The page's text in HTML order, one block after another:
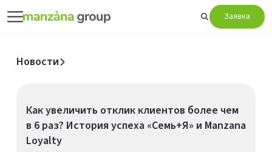
Заявка
Новости
Как увеличить отклик клиентов более чем
в 6 раз? История успеха «Семь+Я» и Manzana
Loyalty